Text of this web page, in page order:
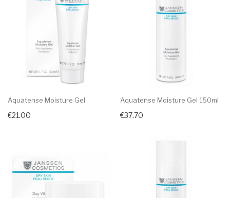
Aquatense Moisture Gel
€21.00
Aquatense Moisture Gel 150ml
€37.70